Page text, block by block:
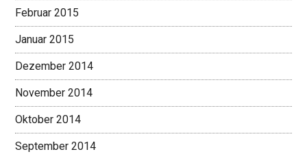
Februar 2015
Januar 2015
Dezember 2014
November 2014
Oktober 2014
September 2014